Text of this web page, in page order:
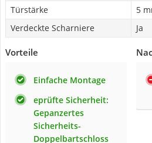
Türstärke
5
Verdeckte Scharniere
Ja
Vorteile
Einfache Montage
eprüfte Sicherheit:
Gepanzertes
Sicherheits-
Doppelbartschloss